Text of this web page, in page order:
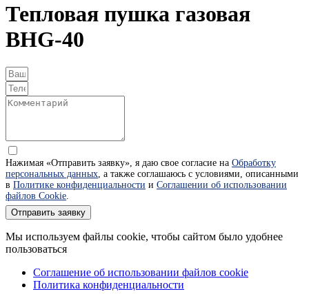
Тепловая пушка газовая
BHG-40
Нажимая «Отправить заявку», я даю свое согласие на Обработку
персональных данных , а также соглашаюсь с условиями, описанными
в Политике конфиденциальности и Соглашении об использовании
файлов Cookie
Отправить заявку
Мы используем файлы cookie, чтобы сайтом было удобнее
пользоваться
Соглашение об использовании файлов cookie
Политика конфиденциальности